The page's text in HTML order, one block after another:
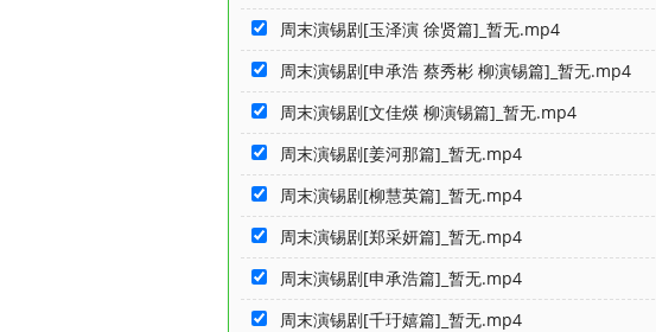
周末演锡剧[玉泽演 徐贤篇]_暂无.mp4
周末演锡剧[申承浩 蔡秀彬 柳演锡篇]_暂无.mp4
周末演锡剧[文佳煐 柳演锡篇]_暂无.mp4
周末演锡剧[姜河那篇]_暂无.mp4
周末演锡剧[柳慧英篇]_暂无.mp4
周末演锡剧[郑采妍篇]_暂无.mp4
周末演锡剧[申承浩篇]_暂无.mp4
周末演锡剧[千玗嬉篇]_暂无.mp4